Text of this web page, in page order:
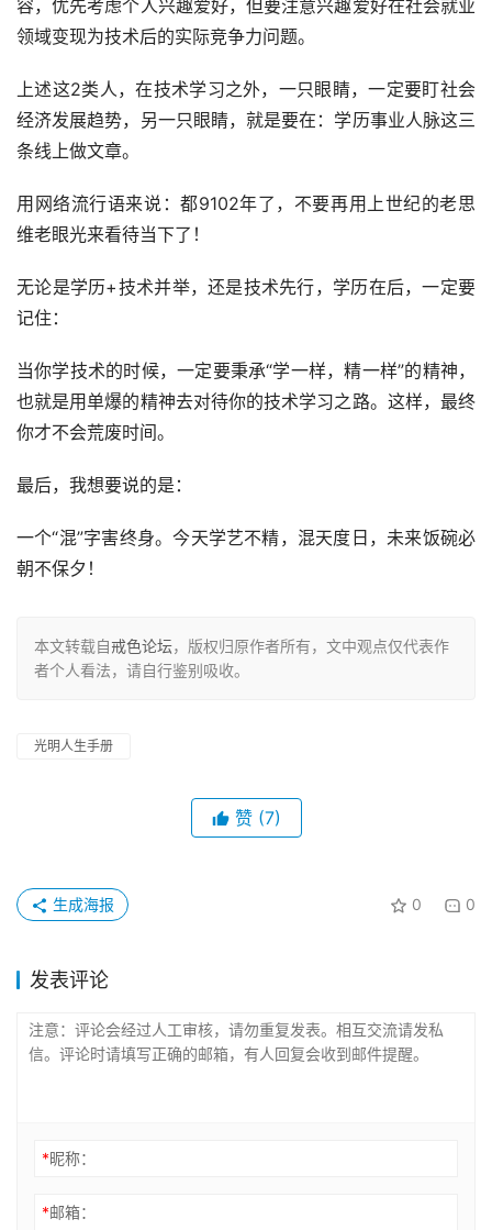
容，优先考虑个人兴趣爱好，但要注意兴趣爱好在社会就业
领域变现为技术后的实际竞争力问题。
上述这2类人，在技术学习之外，一只眼睛，一定要盯社会
经济发展趋势，另一只眼睛，就是要在：学历事业人脉这三
条线上做文章。
用网络流行语来说：都9102年了，不要再用上世纪的老思
维老眼光来看待当下了！
无论是学历+技术并举，还是技术先行，学历在后，一定要
记住：
当你学技术的时候，一定要秉承“学一样，精一样”的精神，
也就是用单爆的精神去对待你的技术学习之路。这样，最终
你才不会荒废时间。
最后，我想要说的是：
一个“混”字害终身。今天学艺不精，混天度日，未来饭碗必
朝不保夕！
本文转载自戒色论坛，版权归原作者所有，文中观点仅代表作
者个人看法，请自行鉴别吸收。
光明人生手册
赞 (7)
0 0
生成海报
发表评论
*昵称：
*邮箱：